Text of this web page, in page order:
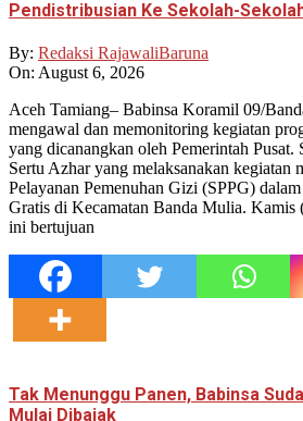
Pendistribusian Ke Sekolah-
By: Redaksi RajawaliBaruna
On: August 6, 2026
Aceh Tamiang– Babinsa Koramil 09/
mengawal dan memonitoring kegiatan
yang dicanangkan oleh Pemerintah Pusat.
Sertu Azhar yang melaksanakan kegiatan
Pelayanan Pemenuhan Gizi (SPPG)
Gratis di Kecamatan Banda Mulia. Kamis
ini bertujuan
Tak Menunggu Panen, Babinsa
Mulai Dibajak